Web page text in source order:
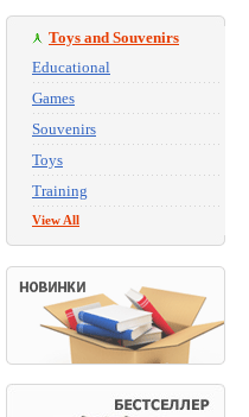
Toys and Souvenirs
Educational
Games
Souvenirs
Toys
Training
View All